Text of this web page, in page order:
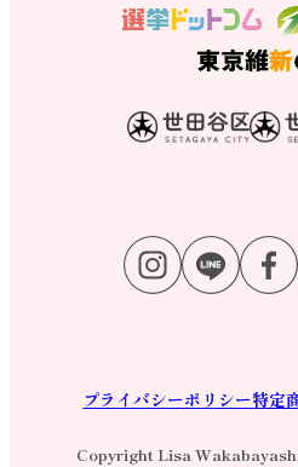
プライバシーポリシー特定
Copyright Lisa